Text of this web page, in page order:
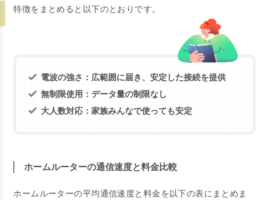
特徴をまとめると以下のとおりです。
電波の強さ：広範囲に届き、安定した接続を提供
無制限使用：データ量の制限なし
大人数対応：家族みんなで使っても安定
ホームルーターの通信速度と料金比較
ホームルーターの平均通信速度と料金を以下の表にまとめま